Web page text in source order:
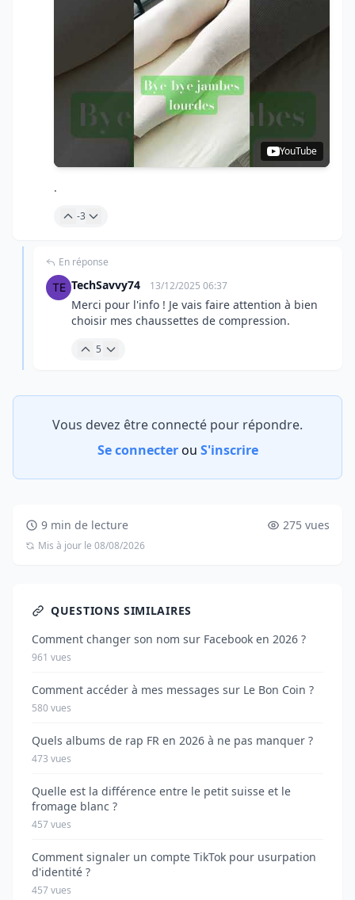
YouTube
.
-3
En réponse
TechSavvy74 13/12/2025 06:37
Merci pour l'info ! Je vais faire attention à bien
choisir mes chaussettes de compression.
5
Vous devez être connecté pour répondre.
Se connecterou S'inscrire
9 min de lecture 275 vues
Mis à jour le 08/08/2026
QUESTIONS SIMILAIRES
Comment changer son nom sur Facebook en 2026 ?
961 vues
Comment accéder à mes messages sur Le Bon Coin ?
580 vues
Quels albums de rap FR en 2026 à ne pas manquer ?
473 vues
Quelle est la différence entre le petit suisse et le
fromage blanc ?
457 vues
Comment signaler un compte TikTok pour usurpation
d'identité ?
457 vues